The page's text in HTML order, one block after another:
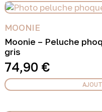
MOONIE
Moonie – Peluche
gris
74,90 €